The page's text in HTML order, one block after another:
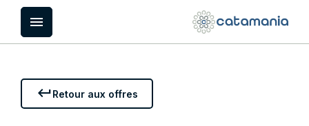
Panneau de gestion des cookies
menu
keyboard_returnRetour aux offres